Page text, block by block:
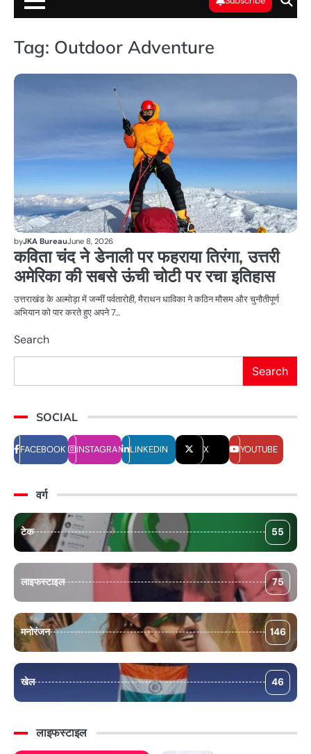
Tag: Outdoor Adventure
byJKA BureauJune 8, 2026
कविता चंद ने डेनाली पर फहराया तिरंगा, उत्तरी
अमेरिका की सबसे ऊंची चोटी पर रचा इतिहास
उत्तराखंड के अल्मोड़ा में जन्मीं पर्वतारोही, मैराथन धाविका ने कठिन मौसम और चुनौतीपूर्ण
अभियान को पार करते हुए अपने 7…
Search
Search
SOCIAL
FACEBOOK INSTAGRAM LINKEDIN X YOUTUBE
वर्ग
टेक 55
लाइफस्टाइल 75
मनोरंजन 146
खेल 46
लाइफस्टाइल